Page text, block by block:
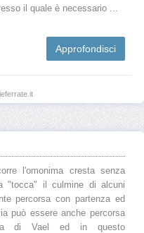
il quale è necessario ...
Approfondisci
l'omonima cresta senza
"tocca" il culmine di alcuni
percorsa con partenza ed
può essere anche percorsa
di Vael ed in questo